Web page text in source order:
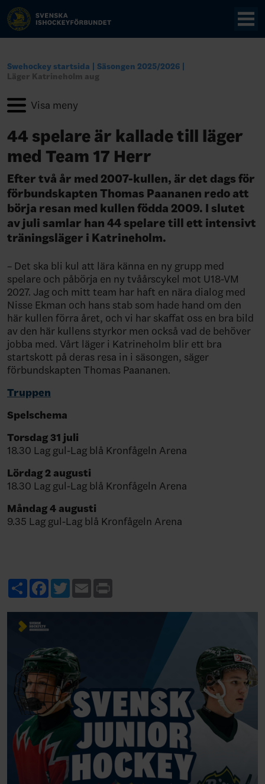
Swehockey startsida
Säsongen 2025/2026
Läger Katrineholm aug
44 spelare är kallade till läger
med Team 17 Herr
Efter två år med 2007-kullen, är det dags för
förbundskapten Thomas Paananen redo att
börja resan med kullen födda 2009. I slutet
av juli samlar han 44 spelare till ett intensivt
träningsläger i Katrineholm.
– Det ska bli kul att lära känna en ny grupp med
spelare och påbörja en ny tvåårscykel mot U18-VM
2027. Jag och mitt team har haft en nära dialog med
Nisse Ekman och hans stab som hade hand om den
här kullen förra året, och vi har skaffat oss en bra bild
av den här kullens styrkor men också vad de behöver
jobba med. Vårt läger i Katrineholm blir ett bra
startskott på deras resa in i säsongen, säger
förbundskapten Thomas Paananen.
Truppen
Spelschema
Torsdag 31 juli
18.30 Lag gul-Lag blå Kronfågeln Arena
Lördag 2 augusti
18.30 Lag gul-Lag blå Kronfågeln Arena
Måndag 4 augusti
9.35 Lag gul-Lag blå Kronfågeln Arena
ShareFacebook
TwitterEmail